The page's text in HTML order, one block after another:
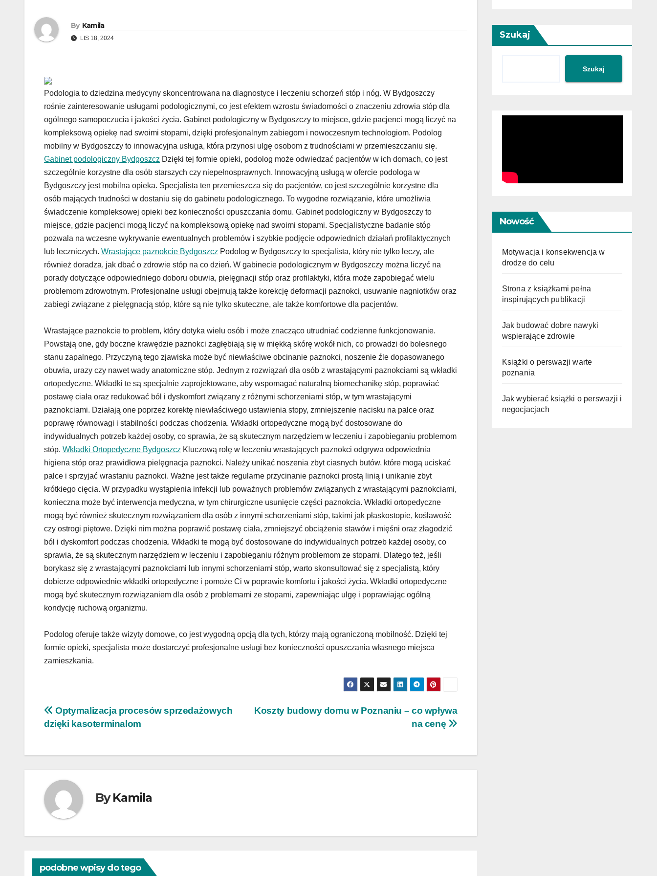
By Kamila
LIS 18, 2024
Podologia to dziedzina medycyny skoncentrowana na diagnostyce i leczeniu schorzeń stóp i nóg. W Bydgoszczy
rośnie zainteresowanie usługami podologicznymi, co jest efektem wzrostu świadomości o znaczeniu zdrowia stóp dla
ogólnego samopoczucia i jakości życia. Gabinet podologiczny w Bydgoszczy to miejsce, gdzie pacjenci mogą liczyć na
kompleksową opiekę nad swoimi stopami, dzięki profesjonalnym zabiegom i nowoczesnym technologiom. Podolog
mobilny w Bydgoszczy to innowacyjna usługa, która przynosi ulgę osobom z trudnościami w przemieszczaniu się.
Gabinet podologiczny Bydgoszcz Dzięki tej formie opieki, podolog może odwiedzać pacjentów w ich domach, co jest
szczególnie korzystne dla osób starszych czy niepełnosprawnych. Innowacyjną usługą w ofercie podologa w
Bydgoszczy jest mobilna opieka. Specjalista ten przemieszcza się do pacjentów, co jest szczególnie korzystne dla
osób mających trudności w dostaniu się do gabinetu podologicznego. To wygodne rozwiązanie, które umożliwia
świadczenie kompleksowej opieki bez konieczności opuszczania domu. Gabinet podologiczny w Bydgoszczy to
miejsce, gdzie pacjenci mogą liczyć na kompleksową opiekę nad swoimi stopami. Specjalistyczne badanie stóp
pozwala na wczesne wykrywanie ewentualnych problemów i szybkie podjęcie odpowiednich działań profilaktycznych
lub leczniczych. Wrastające paznokcie Bydgoszcz Podolog w Bydgoszczy to specjalista, który nie tylko leczy, ale
również doradza, jak dbać o zdrowie stóp na co dzień. W gabinecie podologicznym w Bydgoszczy można liczyć na
porady dotyczące odpowiedniego doboru obuwia, pielęgnacji stóp oraz profilaktyki, która może zapobiegać wielu
problemom zdrowotnym. Profesjonalne usługi obejmują także korekcję deformacji paznokci, usuwanie nagniotków oraz
zabiegi związane z pielęgnacją stóp, które są nie tylko skuteczne, ale także komfortowe dla pacjentów.
Wrastające paznokcie to problem, który dotyka wielu osób i może znacząco utrudniać codzienne funkcjonowanie.
Powstają one, gdy boczne krawędzie paznokci zagłębiają się w miękką skórę wokół nich, co prowadzi do bolesnego
stanu zapalnego. Przyczyną tego zjawiska może być niewłaściwe obcinanie paznokci, noszenie źle dopasowanego
obuwia, urazy czy nawet wady anatomiczne stóp. Jednym z rozwiązań dla osób z wrastającymi paznokciami są wkładki
ortopedyczne. Wkładki te są specjalnie zaprojektowane, aby wspomagać naturalną biomechanikę stóp, poprawiać
postawę ciała oraz redukować ból i dyskomfort związany z różnymi schorzeniami stóp, w tym wrastającymi
paznokciami. Działają one poprzez korektę niewłaściwego ustawienia stopy, zmniejszenie nacisku na palce oraz
poprawę równowagi i stabilności podczas chodzenia. Wkładki ortopedyczne mogą być dostosowane do
indywidualnych potrzeb każdej osoby, co sprawia, że są skutecznym narzędziem w leczeniu i zapobieganiu problemom
stóp. Wkładki Ortopedyczne Bydgoszcz Kluczową rolę w leczeniu wrastających paznokci odgrywa odpowiednia
higiena stóp oraz prawidłowa pielęgnacja paznokci. Należy unikać noszenia zbyt ciasnych butów, które mogą uciskać
palce i sprzyjać wrastaniu paznokci. Ważne jest także regularne przycinanie paznokci prostą linią i unikanie zbyt
krótkiego cięcia. W przypadku wystąpienia infekcji lub poważnych problemów związanych z wrastającymi paznokciami,
konieczna może być interwencja medyczna, w tym chirurgiczne usunięcie części paznokcia. Wkładki ortopedyczne
mogą być również skutecznym rozwiązaniem dla osób z innymi schorzeniami stóp, takimi jak płaskostopie, koślawość
czy ostrogi piętowe. Dzięki nim można poprawić postawę ciała, zmniejszyć obciążenie stawów i mięśni oraz złagodzić
ból i dyskomfort podczas chodzenia. Wkładki te mogą być dostosowane do indywidualnych potrzeb każdej osoby, co
sprawia, że są skutecznym narzędziem w leczeniu i zapobieganiu różnym problemom ze stopami. Dlatego też, jeśli
borykasz się z wrastającymi paznokciami lub innymi schorzeniami stóp, warto skonsultować się z specjalistą, który
dobierze odpowiednie wkładki ortopedyczne i pomoże Ci w poprawie komfortu i jakości życia. Wkładki ortopedyczne
mogą być skutecznym rozwiązaniem dla osób z problemami ze stopami, zapewniając ulgę i poprawiając ogólną
kondycję ruchową organizmu.
Podolog oferuje także wizyty domowe, co jest wygodną opcją dla tych, którzy mają ograniczoną mobilność. Dzięki tej
formie opieki, specjalista może dostarczyć profesjonalne usługi bez konieczności opuszczania własnego miejsca
zamieszkania.
Nawigacja
wpisu
Koszty budowy domu w Poznaniu – co wpływa
na cenę
Optymalizacja procesów sprzedażowych
dzięki kasoterminalom
ByKamila
podobne wpisy do tego
Szukaj
Szukaj
Nowość
Motywacja i konsekwencja w
drodze do celu
Strona z książkami pełna
inspirujących publikacji
Jak budować dobre nawyki
wspierające zdrowie
Książki o perswazji warte
poznania
Jak wybierać książki o perswazji i
negocjacjach